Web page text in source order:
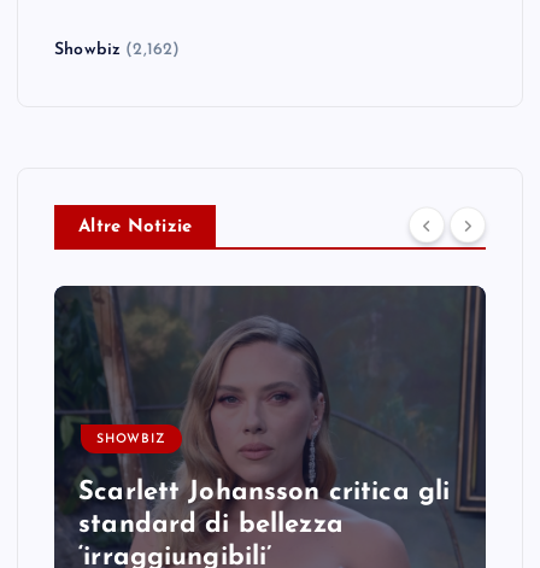
Showbiz (2,162)
Altre Notizie
SHOWBIZ
Scarlett Johansson critica gli
standard di bellezza
‘irraggiungibili’